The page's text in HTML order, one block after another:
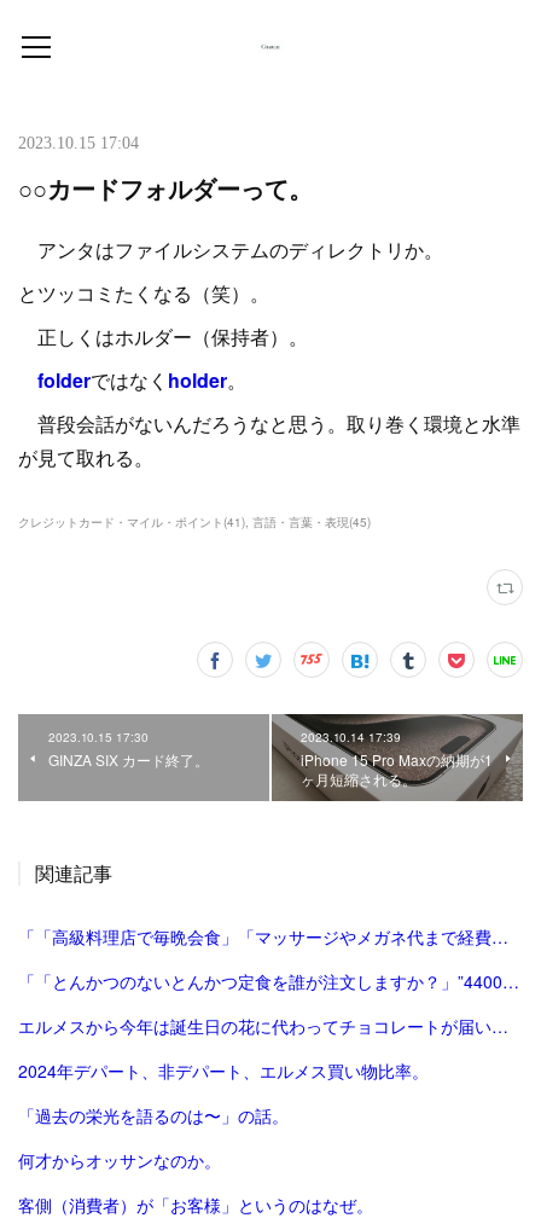
2023.10.15 17:04
○○カードフォルダーって。
アンタはファイルシステムのディレクトリか。
とツッコミたくなる（笑）。
正しくはホルダー（保持者）。
folderではなく holder。
普段会話がないんだろうなと思う。取り巻く環境と水準
が見て取れる。
クレジットカード・マイル・ポイント(41) 言語・言葉・表現(45)
2023.10.15 17:30
GINZA SIX カード終了。
2023.10.14 17:39
iPhone 15 Pro Maxの納期が1
ヶ月短縮される。
関連記事
「「高級料理店で毎晩会食」「マッサージやメガネ代まで経費に」３年間で4000万円以上を私的に流用…「アントニオ猪木・最後の妻」の呆れた豪遊ぶり（猪木 啓介） | 現代ビジネス | 講談社」
「「とんかつのないとんかつ定食を誰が注文しますか？」”4400万円トラブル”で『RIZIN』が敗訴 | FRIDAYデジタル」
エルメスから今年は誕生日の花に代わってチョコレートが届いた。
2024年デパート、非デパート、エルメス買い物比率。
「過去の栄光を語るのは〜」の話。
何才からオッサンなのか。
客側（消費者）が「お客様」というのはなぜ。